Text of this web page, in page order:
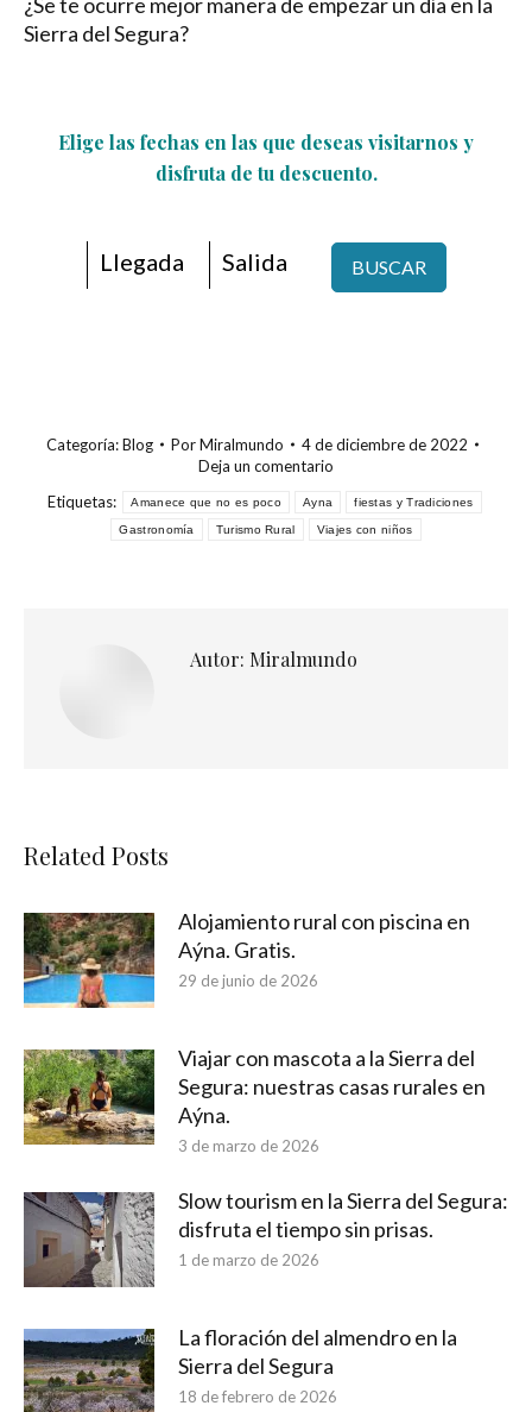
Sierra del Segura?
Elige las fechas en las que deseas visitarnos y
disfruta de tu descuento.
BUSCAR
Categoría:Blog PorMiralmundo
4 de diciembre de 2022
Deja un comentario
Etiquetas:
Amanece que no es poco Ayna fiestas y Tradiciones
Gastronomía Turismo Rural Viajes con niños
Autor: Miralmundo
Related Posts
Alojamiento rural con piscina en
Aýna. Gratis.
29 de junio de 2026
Viajar con mascota a la Sierra del
Segura: nuestras casas rurales en
Aýna.
3 de marzo de 2026
Slow tourism en la Sierra del Segura:
disfruta el tiempo sin prisas.
1 de marzo de 2026
La floración del almendro en la
Sierra del Segura
18 de febrero de 2026